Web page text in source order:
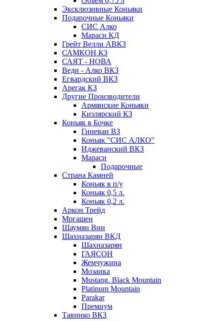
Эксклюзивные Коньяки
Подарочные Коньяки
СИС Алко
Мараси КД
Грейт Велли АВКЗ
САМКОН КЗ
САЯТ - НОВА
Веди - Алко ВКЗ
Егвардский ВКЗ
Арегак КЗ
Другие Производители
Армянские Коньяки
Кизлярский КЗ
Коньяк в Бочке
Гиневан ВЗ
Коньяк "СИС АЛКО"
Иджеванский ВКЗ
Мараси
Подарочные
Страна Камней
Коньяк в п/у
Коньяк 0,5 л.
Коньяк 0,2 л.
Аркон Трейд
Мргашен
Шаумян Вин
Шахназарян ВКД
Шахназарян
ГАЯСОН
Жемчужина
Мозаика
Mustang. Black Mountain
Platinum Mountain
Parakar
Премиум
Тавинко ВКЗ